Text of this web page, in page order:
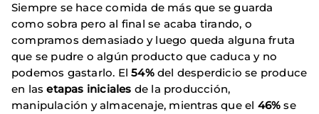
Siempre se hace comida de más que se guarda
como sobra pero al final se acaba tirando, o
compramos demasiado y luego queda alguna fruta
que se pudre o algún producto que caduca y no
podemos gastarlo. El54%del desperdicio se produce
en lasetapas iniciales de la producción,
manipulación y almacenaje, mientras que el 46% se